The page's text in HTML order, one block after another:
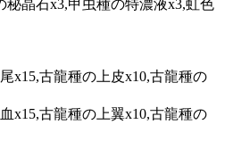
秘晶石x3,甲虫種の特濃液x3,虹色
x15,古龍種の上皮x10,古龍種の
x15,古龍種の上翼x10,古龍種の